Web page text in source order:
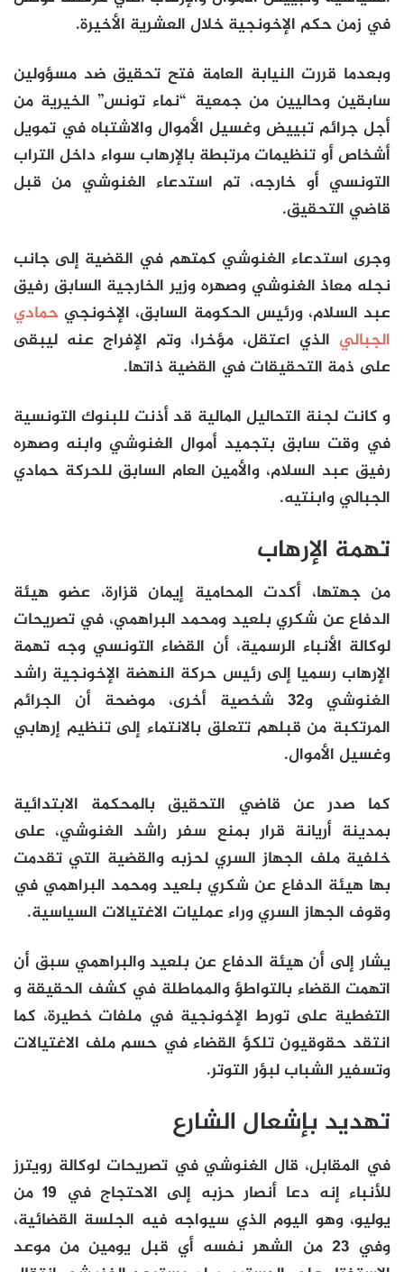
في زمن حكم الإخونجية خلال العشرية الأخيرة.
وبعدما قررت النيابة العامة فتح تحقيق ضد مسؤولين
سابقين وحاليين من جمعية “نماء تونس” الخيرية من
أجل جرائم تبييض وغسيل الأموال والاشتباه في تمويل
أشخاص أو تنظيمات مرتبطة بالإرهاب سواء داخل التراب
التونسي أو خارجه، تم استدعاء الغنوشي من قبل
قاضي التحقيق.
وجرى استدعاء الغنوشي كمتهم في القضية إلى جانب
نجله معاذ الغنوشي وصهره وزير الخارجية السابق رفيق
عبد السلام، ورئيس الحكومة السابق، الإخونجي حمادي
الجبالي الذي اعتقل، مؤخرا، وتم الإفراج عنه ليبقى
على ذمة التحقيقات في القضية ذاتها.
و كانت لجنة التحاليل المالية قد أذنت للبنوك التونسية
في وقت سابق بتجميد أموال الغنوشي وابنه وصهره
رفيق عبد السلام، والأمين العام السابق للحركة حمادي
الجبالي وابنتيه.
تهمة الإرهاب
من جهتها، أكدت المحامية إيمان قزارة، عضو هيئة
الدفاع عن شكري بلعيد ومحمد البراهمي، في تصريحات
لوكالة الأنباء الرسمية، أن القضاء التونسي وجه تهمة
الإرهاب رسميا إلى رئيس حركة النهضة الإخونجية راشد
الغنوشي و32 شخصية أخرى، موضحة أن الجرائم
المرتكبة من قبلهم تتعلق بالانتماء إلى تنظيم إرهابي
وغسيل الأموال.
كما صدر عن قاضي التحقيق بالمحكمة الابتدائية
بمدينة أريانة قرار بمنع سفر راشد الغنوشي، على
خلفية ملف الجهاز السري لحزبه والقضية التي تقدمت
بها هيئة الدفاع عن شكري بلعيد ومحمد البراهمي في
وقوف الجهاز السري وراء عمليات الاغتيالات السياسية.
يشار إلى أن هيئة الدفاع عن بلعيد والبراهمي سبق أن
اتهمت القضاء بالتواطؤ والمماطلة في كشف الحقيقة و
التغطية على تورط الإخونجية في ملفات خطيرة، كما
انتقد حقوقيون تلكؤ القضاء في حسم ملف الاغتيالات
وتسفير الشباب لبؤر التوتر.
تهديد بإشعال الشارع
في المقابل، قال الغنوشي في تصريحات لوكالة رويترز
للأنباء إنه دعا أنصار حزبه إلى الاحتجاج في 19 من
يوليو، وهو اليوم الذي سيواجه فيه الجلسة القضائية،
وفي 23 من الشهر نفسه أي قبل يومين من موعد